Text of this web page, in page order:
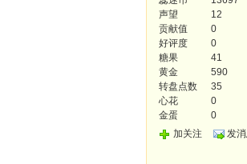
声望
12
贡献值
0
好评度
0
糖果
41
黄金
590
转盘点数
35
心花
0
金蛋
0
加关注
发